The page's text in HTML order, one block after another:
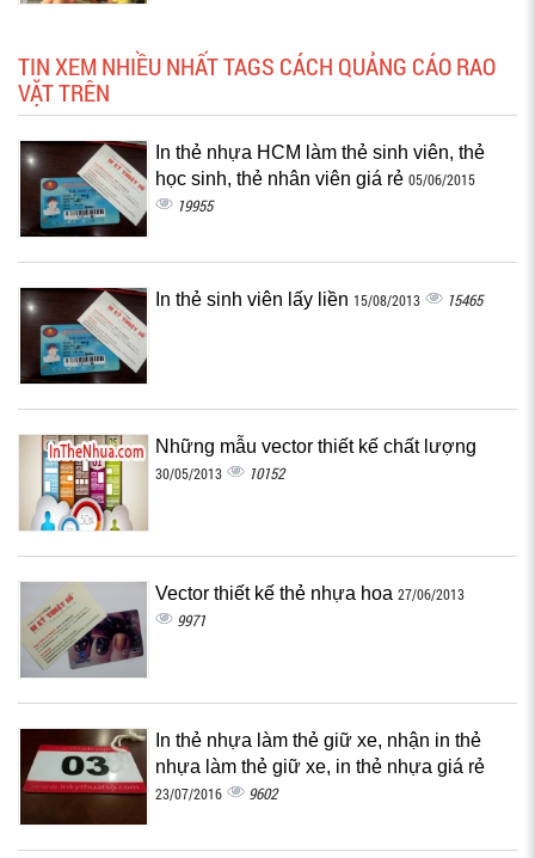
TIN XEM NHIỀU NHẤT TAGS CÁCH QUẢNG CÁO RAO
VẶT TRÊN
In thẻ nhựa HCM làm thẻ sinh viên, thẻ
học sinh, thẻ nhân viên giá rẻ 05/06/2015
19955
In thẻ sinh viên lấy liền 15/08/2013 15465
Những mẫu vector thiết kế chất lượng
30/05/2013 10152
Vector thiết kế thẻ nhựa hoa 27/06/2013
9971
In thẻ nhựa làm thẻ giữ xe, nhận in thẻ
nhựa làm thẻ giữ xe, in thẻ nhựa giá rẻ
23/07/2016 9602